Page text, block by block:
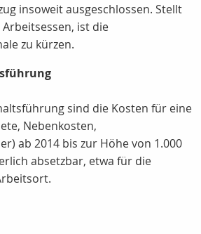
insoweit ausgeschlossen. Stellt
ist die
zu kürzen.
sind die Kosten für eine
Nebenkosten,
ab 2014 bis zur Höhe von 1.000
absetzbar, etwa für die